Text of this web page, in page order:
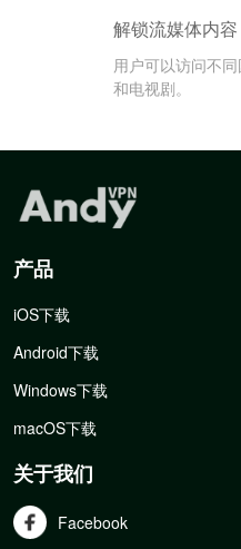
解锁流媒体内容
用户可以访问不
和电视剧。
产品
iOS下载
Android下载
Windows下载
macOS下载
关于我们
Facebook